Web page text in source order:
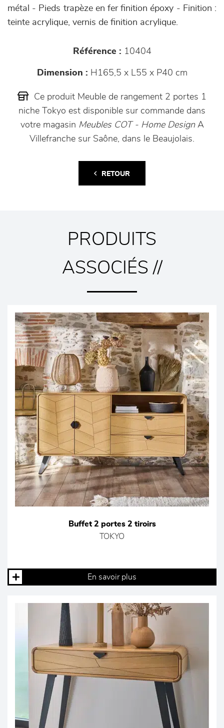
métal - Pieds trapèze en fer finition époxy - Finition :
teinte acrylique, vernis de finition acrylique.
Référence : 10404
Dimension : H165,5 x L55 x P40 cm
Ce produit Meuble de rangement 2 portes 1
niche Tokyo est disponible sur commande dans
votre magasin Meubles COT - Home DesignA
Villefranche sur Saône, dans le Beaujolais.
RETOUR
PRODUITS
ASSOCIÉS //
Buffet 2 portes 2 tiroirs
TOKYO
En savoir plus